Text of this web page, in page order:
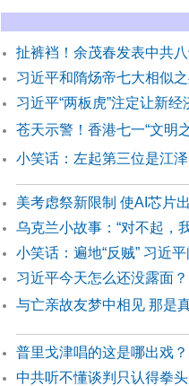
扯裤裆！余茂春发表中共
习近平和隋炀帝七大相似
习近平“两板虎”注定让新经
苍天示警！香港七一“文明
小笑话：左起第三位是江
美考虑祭新限制 使AI芯片
乌克兰小故事：“对不起，
小笑话：遍地“反贼” 习近
习近平今天怎么还没露面？
与亡亲故友梦中相见 那是
普里戈津唱的这是哪出戏？
中共听不懂谈判只认得拳头